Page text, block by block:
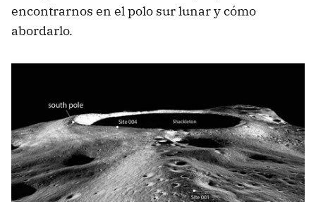
encontrarnos en el polo sur lunar y cómo
abordarlo.